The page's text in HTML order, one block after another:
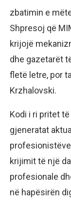
zbatimin e
Shpresoj që
krijojë
dhe gazetarët
fletë letre, por
Krzhalovski.
Kodi i ri pritet
gjeneratat
krijimit të një
profesionale
në hapësirën